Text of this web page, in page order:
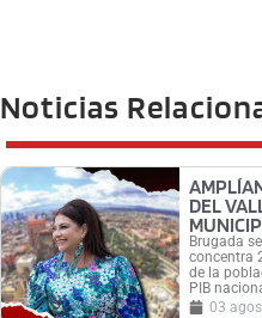
Noticias
DEL
Brugada
concentra
de la
PIB
03